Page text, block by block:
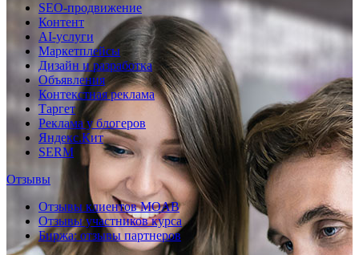
SEO-продвижение
Контент
AI-услуги
Маркетплейсы
Дизайн и разработка
Объявления
Контекстная реклама
Таргет
Реклама у блогеров
Яндекс.Кит
SERM
Отзывы
Отзывы клиентов MOAB
Отзывы участников курса
Биржа: отзывы партнеров